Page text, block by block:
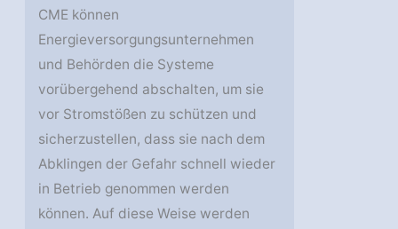
CME können
Energieversorgungsunternehmen
und Behörden die Systeme
vorübergehend abschalten, um sie
vor Stromstößen zu schützen und
sicherzustellen, dass sie nach dem
Abklingen der Gefahr schnell wieder
in Betrieb genommen werden
können. Auf diese Weise werden